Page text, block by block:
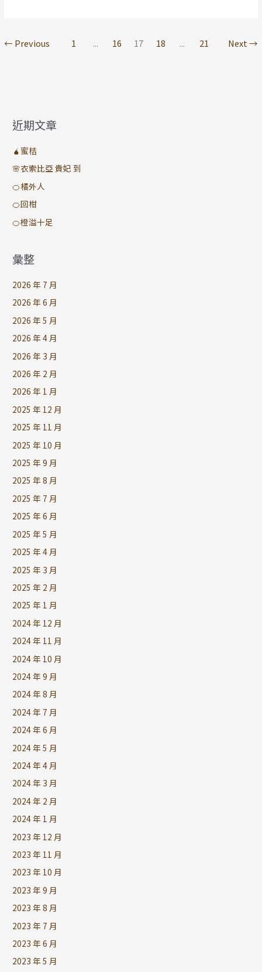
← Previous 1 ... 16 17 18 ... 21 Next→
近期文章
🧉蜜桔
🌸衣索比亞 貴妃 到
🍊橘外人
🍊回柑
🍊橙溢十足
彙整
2026 年 7 月
2026 年 6 月
2026 年 5 月
2026 年 4 月
2026 年 3 月
2026 年 2 月
2026 年 1 月
2025 年 12 月
2025 年 11 月
2025 年 10 月
2025 年 9 月
2025 年 8 月
2025 年 7 月
2025 年 6 月
2025 年 5 月
2025 年 4 月
2025 年 3 月
2025 年 2 月
2025 年 1 月
2024 年 12 月
2024 年 11 月
2024 年 10 月
2024 年 9 月
2024 年 8 月
2024 年 7 月
2024 年 6 月
2024 年 5 月
2024 年 4 月
2024 年 3 月
2024 年 2 月
2024 年 1 月
2023 年 12 月
2023 年 11 月
2023 年 10 月
2023 年 9 月
2023 年 8 月
2023 年 7 月
2023 年 6 月
2023 年 5 月